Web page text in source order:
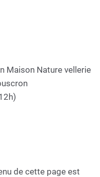
Maison Nature vellerie
de cette page est